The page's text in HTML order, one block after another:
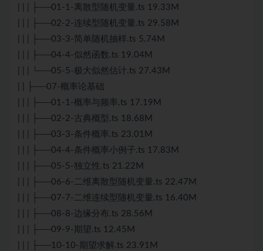
| | | ├──01-1-离散型随机变量.ts 19.33M
| | | ├──02-2-连续型随机变量.ts 29.58M
| | | ├──03-3-简单随机抽样.ts 5.74M
| | | ├──04-4-似然函数.ts 19.04M
| | | └──05-5-极大似然估计.ts 27.43M
| | ├──07-概率论基础
| | | ├──01-1-概率与频率.ts 17.19M
| | | ├──02-2-古典概型.ts 18.68M
| | | ├──03-3-条件概率.ts 23.01M
| | | ├──04-4-条件概率小例子.ts 17.83M
| | | ├──05-5-独立性.ts 21.22M
| | | ├──06-6-二维离散型随机变量.ts 22.47M
| | | ├──07-7-二维连续型随机变量.ts 16.40M
| | | ├──08-8-边缘分布.ts 28.56M
| | | ├──09-9-期望.ts 12.45M
| | | ├──10-10-期望求解.ts 23.91M